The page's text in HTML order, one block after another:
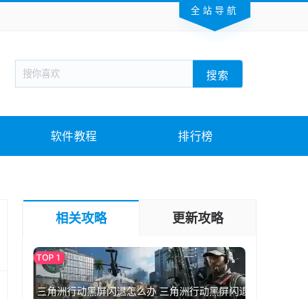
新闻阅读 旅游出行 生活实用
回合网游 战棋游戏 枪战射击
教育教学 游戏娱乐 系统软件 素材下载
全站导航
搜索
软件教程 排行榜
相关攻略 更新攻略
三角洲行动黑屏闪退怎么办 三角洲行动黑屏闪退